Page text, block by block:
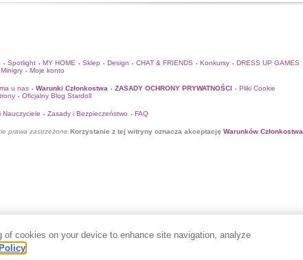
• Spotlight • MY HOME • Sklep • Design • CHAT & FRIENDS • Konkursy • DRESS UP GAMES
Minigry • Moje konto
u nas • Warunki Członkostwa • ZASADY OCHRONY PRYWATNOŚCI • Pliki Cookie
• Oficjalny Blog Stardoll
Nauczyciele • Zasady i Bezpieczeństwo • FAQ
prawa zastrzeżone. Korzystanie z tej witryny oznacza akceptację Warunków Członkostwa
of cookies on your device to enhance site navigation, analyze